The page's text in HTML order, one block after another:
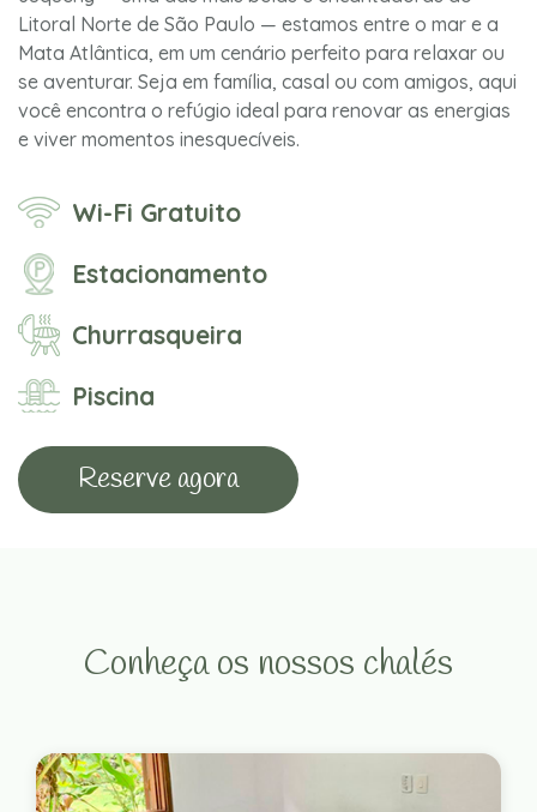
Litoral Norte de São Paulo — estamos entre o mar e a
Mata Atlântica, em um cenário perfeito para relaxar ou
se aventurar. Seja em família, casal ou com amigos, aqui
você encontra o refúgio ideal para renovar as energias
e viver momentos inesquecíveis.
Wi-Fi Gratuito
Estacionamento
Churrasqueira
Piscina
Reserve agora
Conheça os nossos chalés